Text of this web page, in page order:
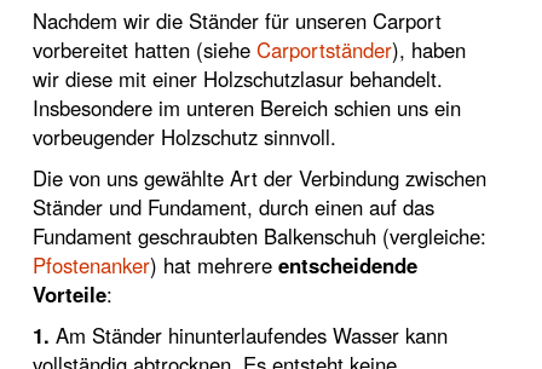
Nachdem wir die Ständer für unseren Carport
vorbereitet hatten (siehe Carportständer), haben
wir diese mit einer Holzschutzlasur behandelt.
Insbesondere im unteren Bereich schien uns ein
vorbeugender Holzschutz sinnvoll.
Die von uns gewählte Art der Verbindung zwischen
Ständer und Fundament, durch einen auf das
Fundament geschraubten Balkenschuh (vergleiche:
Pfostenanker) hat mehrere entscheidende
Vorteile:
1. Am Ständer hinunterlaufendes Wasser kann